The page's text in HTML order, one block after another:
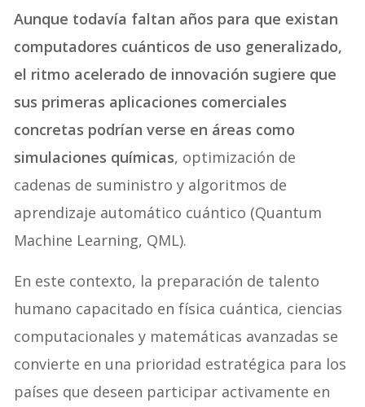
Aunque todavía faltan años para que existan
computadores cuánticos de uso generalizado,
el ritmo acelerado de innovación sugiere que
sus primeras aplicaciones comerciales
concretas podrían verse en áreas como
simulaciones químicas, optimización de
cadenas de suministro y algoritmos de
aprendizaje automático cuántico (Quantum
Machine Learning, QML).
En este contexto, la preparación de talento
humano capacitado en física cuántica, ciencias
computacionales y matemáticas avanzadas se
convierte en una prioridad estratégica para los
países que deseen participar activamente en